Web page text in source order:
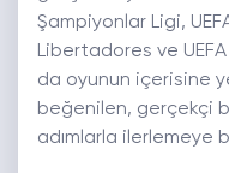
Şampiyonlar Ligi,
Libertadores ve
da oyunun içerisine
beğenilen, gerçekçi
adımlarla ilerlemeye